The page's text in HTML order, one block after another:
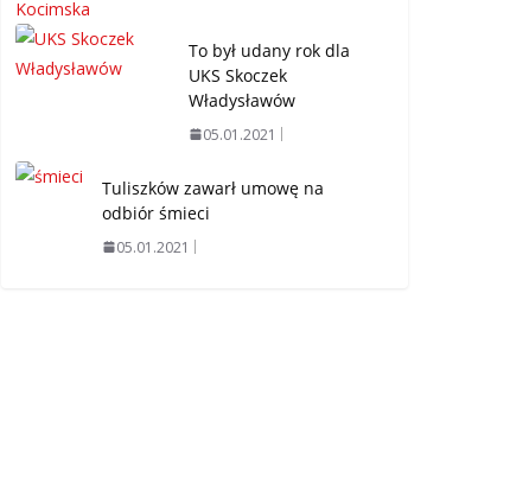
To był udany rok dla
UKS Skoczek
Władysławów
05.01.2021
Tuliszków zawarł umowę na
odbiór śmieci
05.01.2021